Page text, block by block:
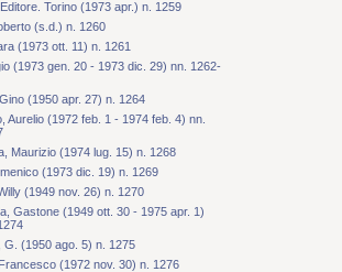
Torino (1973 apr.) n. 1259
(s.d.) n. 1260
(1973 ott. 11) n. 1261
(1973 gen. 20 - 1973 dic. 29) nn. 1262-
(1950 apr. 27) n. 1264
Aurelio (1972 feb. 1 - 1974 feb. 4) nn.
Maurizio (1974 lug. 15) n. 1268
(1973 dic. 19) n. 1269
(1949 nov. 26) n. 1270
Gastone (1949 ott. 30 - 1975 apr. 1)
G. (1950 ago. 5) n. 1275
(1972 nov. 30) n. 1276